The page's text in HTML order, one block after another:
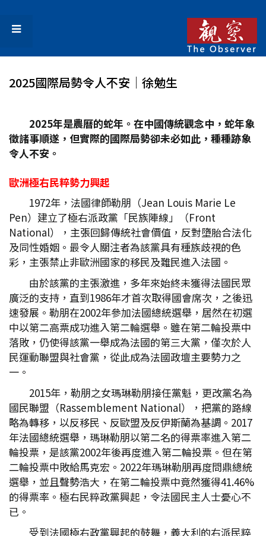
2025國際局勢令人不安│徐勉生
2025年是農曆的蛇年。在中國傳統觀念中，蛇年象
徵諸事順遂，但實際的國際局勢卻未必如此，種種跡象
令人不安。
歐洲極右民粹勢力興起
1972年，法國律師勒朋（Jean Louis Marie Le
Pen）建立了極右派政黨「民族陣線」（Front
National），主張回歸傳統社會價值，反對墮胎合法化
及同性婚姻。最令人關注者為該黨具有種族歧視的色
彩，主張禁止非歐洲國家的移民及難民進入法國。
由於該黨的主張激進，多年來始終未獲得法國民眾
廣泛的支持，直到1986年才首次取得國會席次，之後迅
速發展。勒朋在2002年參加法國總統選舉，居然在初選
中以第二高票成功進入第二輪選舉。雖在第二輪投票中
落敗，仍使得該黨一舉成為法國的第三大黨，僅次於人
民運動聯盟與社會黨，從此成為法國政壇主要勢力之
一。
2015年，勒朋之女瑪琳勒朋接任黨魁，更改黨名為
國民聯盟（Rassemblement National），把黨的路線
略為轉移，以反移民、反歐盟及反伊斯蘭為基調。2017
年法國總統選舉，瑪琳勒朋以第二名的得票率進入第二
輪投票，是該黨2002年後再度進入第二輪投票。但在第
二輪投票中敗給馬克宏。2022年瑪琳勒朋再度問鼎總統
選舉，並且聲勢浩大，在第二輪投票中竟然獲得41.46%
的得票率。極右民粹政黨興起，令法國民主人士憂心不
已。
受到法國極右政黨興起的鼓舞，義大利的右派民粹